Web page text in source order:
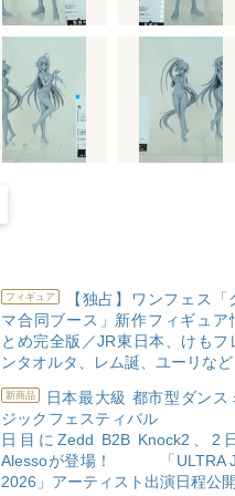
フィギュア
【独占】ワンフェス「
マ合同ブース」新作フィギュア
とめ完全版／JR東日本、けもフ
ンタオルタ、レム誕、ユーリなど
新商品
日本最大級 都市型ダンス
ジックフェスティバ
日目にZedd B2B Knock2、2
Alessoが登場！ 「ULTRA
2026」アーティスト出演日程公開